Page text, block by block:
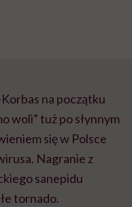
na początku
woli” tuż po słynnym
się w Polsce
Nagranie z
sanepidu
tornado.